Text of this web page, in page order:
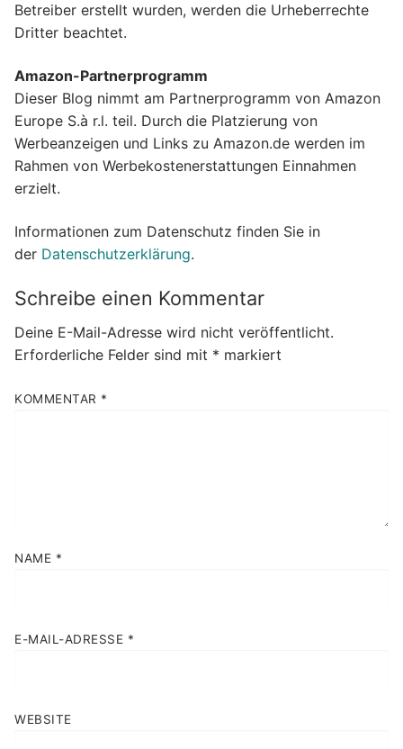
Betreiber erstellt wurden, werden die Urheberrechte
Dritter beachtet.
Amazon-Partnerprogramm
Dieser Blog nimmt am Partnerprogramm von Amazon
Europe S.à r.l. teil. Durch die Platzierung von
Werbeanzeigen und Links zu Amazon.de werden im
Rahmen von Werbekostenerstattungen Einnahmen
erzielt.
Informationen zum Datenschutz finden Sie in
der Datenschutzerklärung.
Schreibe einen Kommentar
Deine E-Mail-Adresse wird nicht veröffentlicht.
Erforderliche Felder sind mit * markiert
KOMMENTAR *
NAME *
E-MAIL-ADRESSE *
WEBSITE